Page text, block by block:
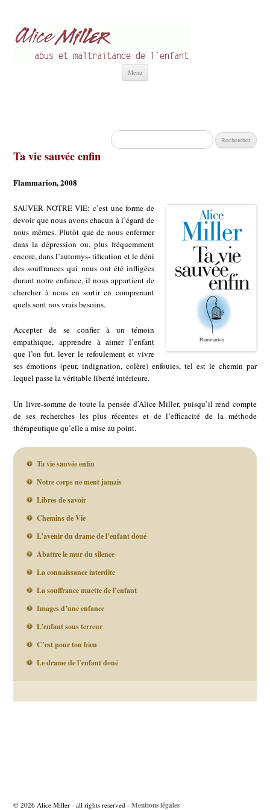
Menu
Rechercher :
Ta vie sauvée enfin
Flammarion, 2008
SAUVER NOTRE VIE: c’est une forme de
devoir que nous avons chacun à l’égard de
nous mêmes. Plutôt que de nous enfermer
dans la dépression ou, plus fréquemment
encore, dans l’automys- tification et le déni
des souffrances qui nous ont été infligées
durant notre enfance, il nous appartient de
chercher à nous en sortir en comprenant
quels sont nos vrais besoins.
Accepter de se confier à un témoin
empathique, apprendre à aimer l’enfant
que l’on fut, lever le refoulement et vivre
ses émotions (peur, indignation, colère) enfouies, tel est le chemin par
lequel passe la véritable liberté intérieure.
Un livre-somme de toute la pensée d’Alice Miller, puisqu’il rend compte
de ses recherches les plus récentes et de l’efficacité de la méthode
thérapeutique qu’elle a mise au point.
Ta vie sauvée enfin
Notre corps ne ment jamais
Libres de savoir
Chemins de Vie
L’avenir du drame de l’enfant doué
Abattre le mur du silence
La connaissance interdite
La souffrance muette de l’enfant
Images d’une enfance
L’enfant sous terreur
C’est pour ton bien
Le drame de l’enfant doué
© 2026 Alice Miller - all rights reserved -Mentions légales